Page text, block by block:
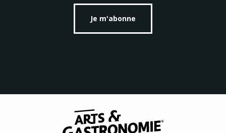
Je m'abonne